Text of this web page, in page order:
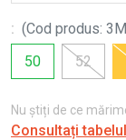
: (Cod produs:
50
52
Nu știți de ce
Consultați